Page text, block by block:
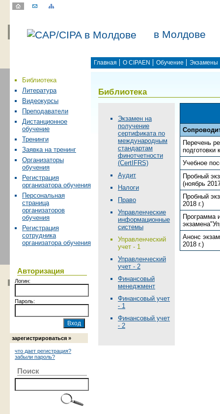
в Молдове
Главная О CIPAEN Обучение Экзамены
Библиотека
Литература
Видеокурсы
Преподаватели
Дистанционное
обучение
Тренинги
Заявка на тренинг
Организаторы
обучения
Регистрация
организатора обучения
Персональная
страница
организаторов
обучения
Регистрация
сотрудника
организатора обучения
Авторизация
Логин:
Пароль:
зарегистрироваться »
что дает регистрация?
забыли пароль?
Поиск
Библиотека
Экзамен на
получение
сертификата по
международным
стандартам
финотчетности
(CertIFRS)
Аудит
Налоги
Право
Управленческие
информационные
системы
Управленческий
учет - 1
Управленческий
учет - 2
Финансовый
менеджмент
Финансовый учет
- 1
Финансовый учет
- 2
Перечень
подготовки
Учебное
Пробный
(ноябрь
Пробный
2018 г.)
Программа
Анонс
2018 г.)